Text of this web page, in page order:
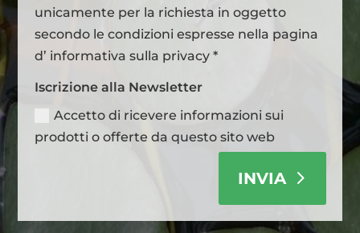
unicamente per la richiesta in oggetto
secondo le condizioni espresse nella pagina
d’ informativa sulla privacy *
Iscrizione alla Newsletter
Accetto di ricevere informazioni sui
prodotti o offerte da questo sito web
INVIA